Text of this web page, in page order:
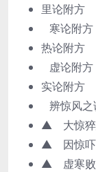
里论附方
寒论附方
热论附方
虚论附方
实论附方
辨惊风
▲ 大惊
▲ 因惊吓
▲ 虚寒败